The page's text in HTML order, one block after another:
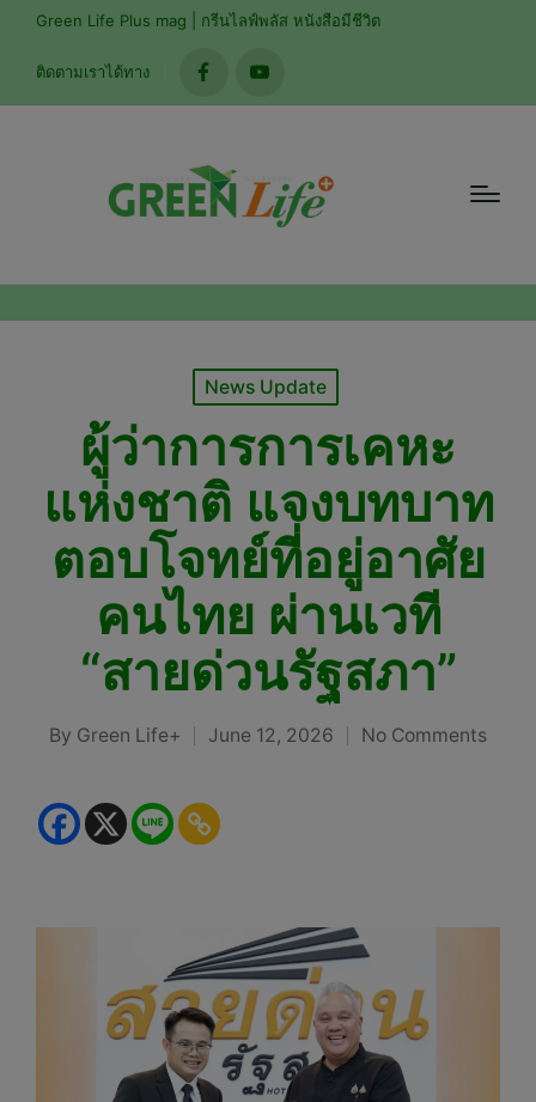
Green Life Plus mag | กรีนไลฟ์พลัส หนังสือมีชีวิต
ติดตามเราได้ทาง
facebookyoutube
Posted
News Update
ผู้ว่าการการเคหะ
แห่งชาติ แจงบทบาท
ตอบโจทย์ที่อยู่อาศัย
คนไทย ผ่านเวที
“สายด่วนรัฐสภา”
Posted
By Green Life+ June 12, 2026 No Comments
modal-check